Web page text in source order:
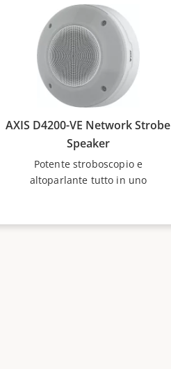
AXIS D4200-VE Network Strobe
Speaker
Potente stroboscopio e
altoparlante tutto in uno